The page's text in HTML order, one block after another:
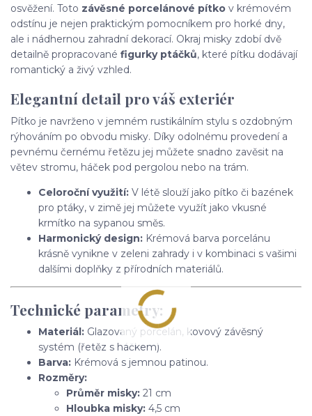
osvěžení. Toto závěsné porcelánové pítko v krémovém
odstínu je nejen praktickým pomocníkem pro horké dny,
ale i nádhernou zahradní dekorací. Okraj misky zdobí dvě
detailně propracované figurky ptáčků, které pítku dodávají
romantický a živý vzhled.
Elegantní detail pro váš exteriér
Pítko je navrženo v jemném rustikálním stylu s ozdobným
rýhováním po obvodu misky. Díky odolnému provedení a
pevnému černému řetězu jej můžete snadno zavěsit na
větev stromu, háček pod pergolou nebo na trám.
Celoroční využití: V létě slouží jako pítko či bazének
pro ptáky, v zimě jej můžete využít jako vkusné
krmítko na sypanou směs.
Harmonický design: Krémová barva porcelánu
krásně vynikne v zeleni zahrady i v kombinaci s vašimi
dalšími doplňky z přírodních materiálů.
Technické parametry:
Materiál: Glazovaný porcelán, kovový závěsný
systém (řetěz s háčkem).
Barva: Krémová s jemnou patinou.
Rozměry:
Průměr misky: 21 cm
Hloubka misky: 4,5 cm